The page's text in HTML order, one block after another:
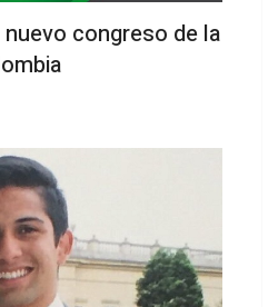
congreso de la